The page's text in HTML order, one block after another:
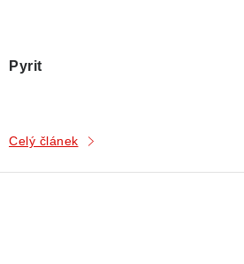
Pyrit
Celý článek